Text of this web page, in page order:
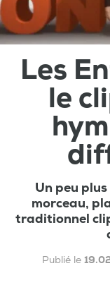
Les
le
Un peu
morceau,
traditionnel
Publié le